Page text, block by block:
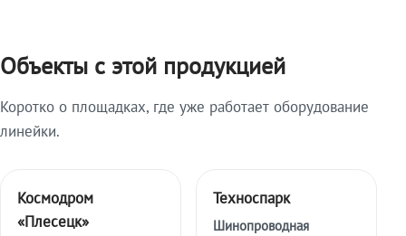
Объекты с этой продукцией
Коротко о площадках, где уже работает оборудование
линейки.
Космодром
«Плесецк»
Техноспарк
Шинопроводная